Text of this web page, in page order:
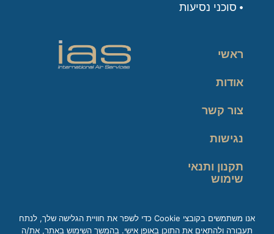
סוכני נסיעות
ראשי
אודות
צור קשר
נגישות
תקנון ותנאי
שימוש
אנו משתמשים בקובצי Cookie כדי לשפר את חוויית הגלישה שלך, לנתח
תעבורה ולהתאים את התוכן באופן אישי. בהמשך השימוש באתר, את/ה